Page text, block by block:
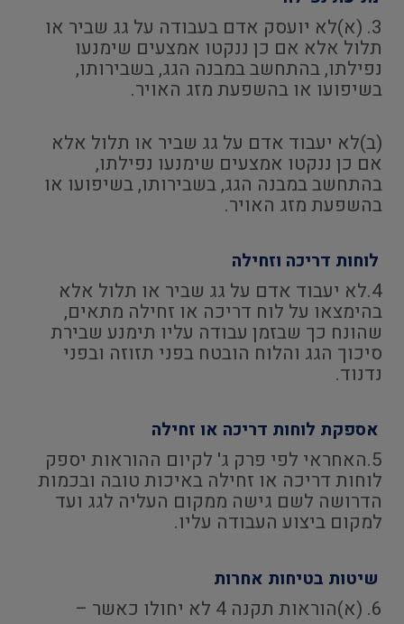
3. (א)לא יועסק אדם בעבודה על גג שביר או
תלול אלא אם כן ננקטו אמצעים שימנעו
נפילתו, בהתחשב במבנה הגג, בשבירותו,
בשיפועו או בהשפעת מזג האויר.
(ב)לא יעבוד אדם על גג שביר או תלול אלא
אם כן ננקטו אמצעים שימנעו נפילתו,
בהתחשב במבנה הגג, בשבירותו, בשיפועו או
בהשפעת מזג האויר.
לוחות דריכה וזחילה
4.לא יעבוד אדם על גג שביר או תלול אלא
בהימצאו על לוח דריכה או זחילה מתאים,
שהונח כך שבזמן עבודה עליו תימנע שבירת
סיכוך הגג והלוח הובטח בפני תזוזה ובפני
נדנוד.
אספקת לוחות דריכה או זחילה
5.האחראי לפי פרק ג' לקיום ההוראות יספק
לוחות דריכה או זחילה באיכות טובה ובכמות
הדרושה לשם גישה ממקום העליה לגג ועד
למקום ביצוע העבודה עליו.
שיטות בטיחות אחרות
6. (א)הוראות תקנה 4 לא יחולו כאשר –